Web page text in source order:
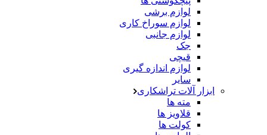
لوازم برشی
لوازم سوراخ کاری
لوازم جانبی
جک
قیچی
لوازم اندازه گیری
سایر
ابزار آلات تراشکاری
مته ها
قلاویز ها
کولت ها